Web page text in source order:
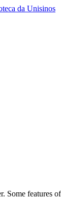
da Unisinos
Some features